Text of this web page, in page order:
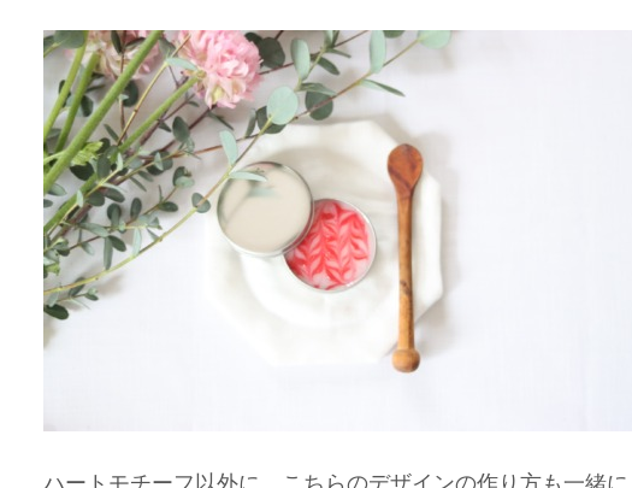
ハートモチーフ以外に、こちらのデザインの作り方も一緒